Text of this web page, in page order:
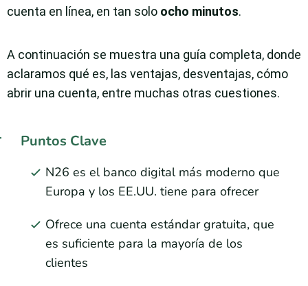
cuenta en línea, en tan solo ocho minutos.
A continuación se muestra una guía completa, donde
aclaramos qué es, las ventajas, desventajas, cómo
abrir una cuenta, entre muchas otras cuestiones.
Puntos Clave
N26 es el banco digital más moderno que
Europa y los EE.UU. tiene para ofrecer
Ofrece una cuenta estándar gratuita, que
es suficiente para la mayoría de los
clientes